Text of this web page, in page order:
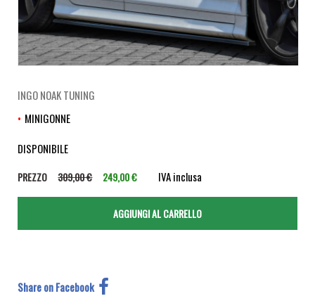
INGO NOAK TUNING
MINIGONNE
DISPONIBILE
PREZZO 309,00 € 249,00 € IVA inclusa
Share on Facebook